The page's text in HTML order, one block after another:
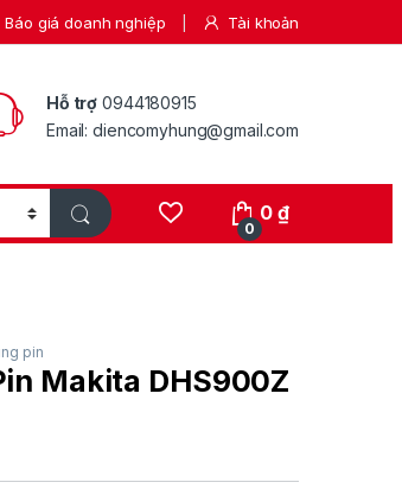
Báo giá doanh nghiệp Tài khoản
Hỗ trợ 0944180915
Email: diencomyhung@gmail.com
0
0₫
pin
Makita DHS900Z